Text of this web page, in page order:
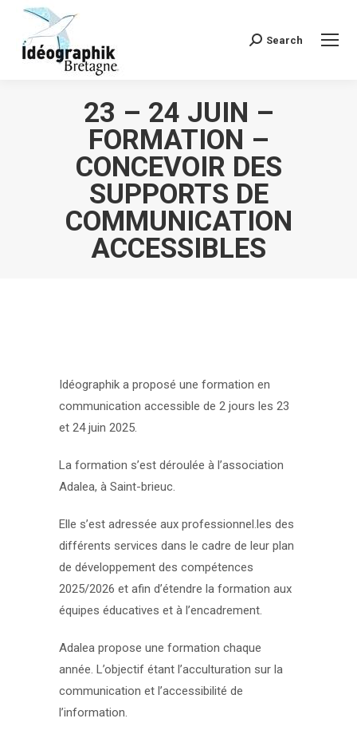
Recherche
Search
23 – 24 JUIN –
FORMATION –
CONCEVOIR DES
SUPPORTS DE
COMMUNICATION
ACCESSIBLES
Idéographik a proposé une formation en
communication accessible de 2 jours les 23
et 24 juin 2025.
La formation s’est déroulée à l’association
Adalea, à Saint-brieuc.
Elle s’est adressée aux professionnel.les des
différents services dans le cadre de leur plan
de développement des compétences
2025/2026 et afin d’étendre la formation aux
équipes éducatives et à l’encadrement.
Adalea propose une formation chaque
année. L’objectif étant l’acculturation sur la
communication et l’accessibilité de
l’information.